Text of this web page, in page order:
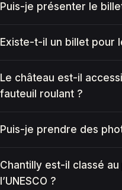
Puis-je présenter le
Existe-t-il un billet pour
Le château est-il
fauteuil roulant ?
Puis-je prendre des
Chantilly est-il classé
l’UNESCO ?